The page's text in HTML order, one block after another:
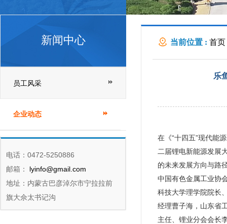
新闻中心
员工风采
企业动态
电话：0472-5250886
邮箱：
lyinfo@gmail.com
地址：内蒙古巴彦淖尔市宁拉拉前
旗大佘太书记沟
当前位置 : 首页
乐
在《“十四五”现代能
二届锂电新能源发展
的未来发展方向与路
中国有色金属工业协
科技大学理学院院长
经理曹子海，山东省
主任、锂业分会会长